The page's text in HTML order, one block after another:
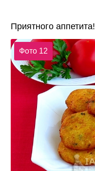
Приятного аппетита!
Фото 12